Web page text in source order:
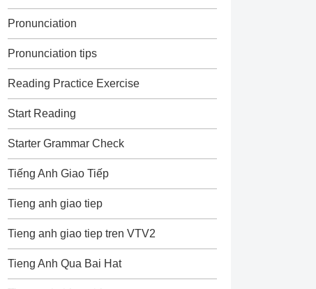
Pronunciation
Pronunciation tips
Reading Practice Exercise
Start Reading
Starter Grammar Check
Tiếng Anh Giao Tiếp
Tieng anh giao tiep
Tieng anh giao tiep tren VTV2
Tieng Anh Qua Bai Hat